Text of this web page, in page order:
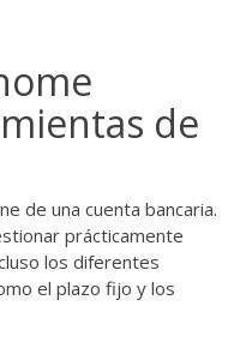
de
de una cuenta bancaria.
prácticamente
los diferentes
el plazo fijo y los